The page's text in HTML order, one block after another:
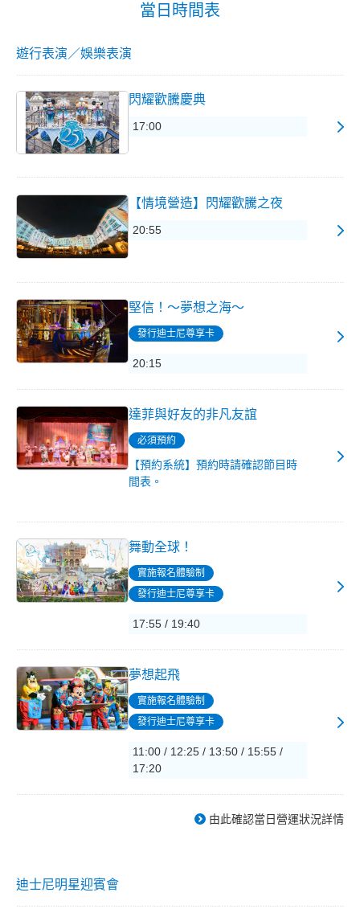
當日時間表
遊行表演／娛樂表演
閃耀歡騰慶典
17:00
【情境營造】閃耀歡騰之夜
20:55
堅信！～夢想之海～
發行迪士尼尊享卡
20:15
達菲與好友的非凡友誼
必須預約
【預約系統】預約時請確認節目時
間表。
舞動全球！
實施報名體驗制
發行迪士尼尊享卡
17:55 / 19:40
夢想起飛
實施報名體驗制
發行迪士尼尊享卡
11:00 / 12:25 / 13:50 / 15:55 /
17:20
由此確認當日營運狀況詳情
迪士尼明星迎賓會